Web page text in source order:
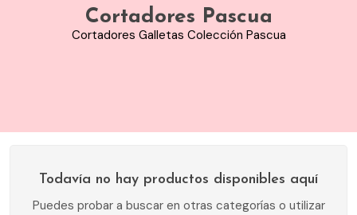
Cortadores Pascua
Cortadores Galletas Colección Pascua
Todavía no hay productos disponibles aquí
Puedes probar a buscar en otras categorías o utilizar